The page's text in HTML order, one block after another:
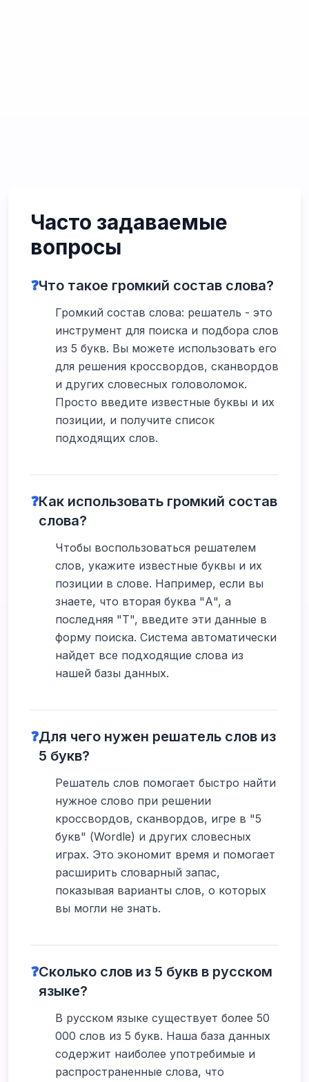
Часто задаваемые
вопросы
❓Что такое громкий состав слова?
Громкий состав слова: решатель - это
инструмент для поиска и подбора слов
из 5 букв. Вы можете использовать его
для решения кроссвордов, сканвордов
и других словесных головоломок.
Просто введите известные буквы и их
позиции, и получите список
подходящих слов.
❓Как использовать громкий состав
слова?
Чтобы воспользоваться решателем
слов, укажите известные буквы и их
позиции в слове. Например, если вы
знаете, что вторая буква "А", а
последняя "Т", введите эти данные в
форму поиска. Система автоматически
найдет все подходящие слова из
нашей базы данных.
❓Для чего нужен решатель слов из
5 букв?
Решатель слов помогает быстро найти
нужное слово при решении
кроссвордов, сканвордов, игре в "5
букв" (Wordle) и других словесных
играх. Это экономит время и помогает
расширить словарный запас,
показывая варианты слов, о которых
вы могли не знать.
❓Сколько слов из 5 букв в русском
языке?
В русском языке существует более 50
000 слов из 5 букв. Наша база данных
содержит наиболее употребимые и
распространенные слова, что